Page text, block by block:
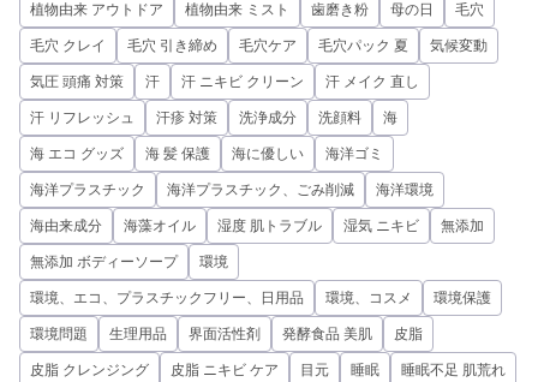
植物由来 アウトドア 植物由来 ミスト 歯磨き粉 母の日 毛穴
毛穴 クレイ 毛穴 引き締め 毛穴ケア 毛穴パック 夏 気候変動
気圧 頭痛 対策 汗 汗 ニキビ クリーン 汗 メイク 直し
汗 リフレッシュ 汗疹 対策 洗浄成分 洗顔料 海
海 エコ グッズ 海 髪 保護 海に優しい 海洋ゴミ
海洋プラスチック 海洋プラスチック、ごみ削減 海洋環境
海由来成分 海藻オイル 湿度 肌トラブル 湿気 ニキビ 無添加
無添加 ボディーソープ 環境
環境、エコ、プラスチックフリー、日用品 環境、コスメ 環境保護
環境問題 生理用品 界面活性剤 発酵食品 美肌 皮脂
皮脂 クレンジング 皮脂 ニキビ ケア 目元 睡眠 睡眠不足 肌荒れ